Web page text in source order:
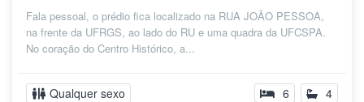
Fala pessoal, o prédio fica localizado na RUA JOÃO PESSOA,
na frente da UFRGS, ao lado do RU e uma quadra da UFCSPA.
No coração do Centro Histórico, a...
Qualquer sexo 6 4